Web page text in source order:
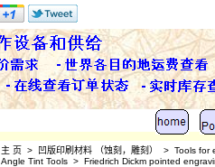
主 页 > 凹版印刷材料 （蚀刻，雕刻） > Tools for
Angle Tint Tools > Friedrich Dickm pointed